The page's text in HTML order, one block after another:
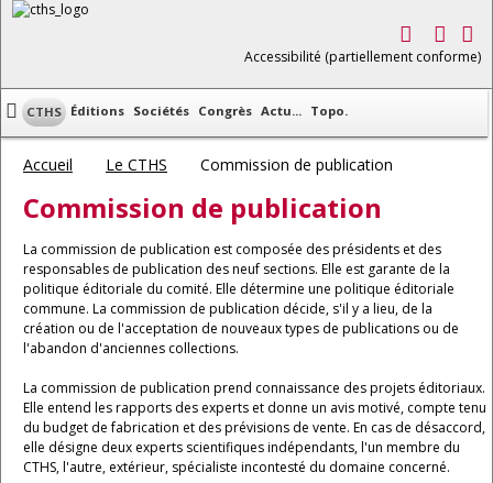
Accessibilité (partiellement conforme)
CTHS Éditions Sociétés Congrès Actu... Topo.
Accueil Le CTHS Commission de publication
Commission de publication
La commission de publication est composée des présidents et des
responsables de publication des neuf sections. Elle est garante de la
politique éditoriale du comité. Elle détermine une politique éditoriale
commune. La commission de publication décide, s'il y a lieu, de la
création ou de l'acceptation de nouveaux types de publications ou de
l'abandon d'anciennes collections.
La commission de publication prend connaissance des projets éditoriaux.
Elle entend les rapports des experts et donne un avis motivé, compte tenu
du budget de fabrication et des prévisions de vente. En cas de désaccord,
elle désigne deux experts scientifiques indépendants, l'un membre du
CTHS, l'autre, extérieur, spécialiste incontesté du domaine concerné.